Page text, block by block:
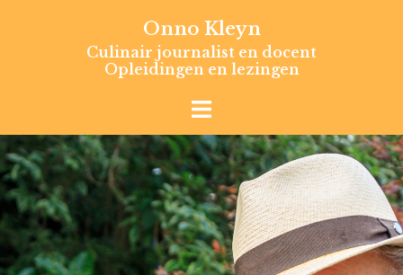
Onno Kleyn
Culinair journalist en docent
Opleidingen en lezingen